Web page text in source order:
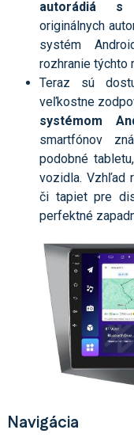
autorádiá s
originálnych
systém
rozhranie týchto
Teraz sú
veľkostne
systémom
smartfónov
podobné
vozidla. Vzhľad
či tapiet pre
perfektné
Navigácia